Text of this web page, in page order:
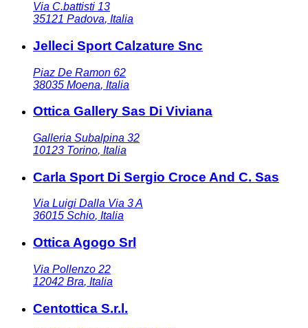
Via C.battisti 13
35121 Padova, Italia
Jelleci Sport Calzature Snc
Piaz De Ramon 62
38035 Moena, Italia
Ottica Gallery Sas Di Viviana
Galleria Subalpina 32
10123 Torino, Italia
Carla Sport Di Sergio Croce And C. Sas
Via Luigi Dalla Via 3 A
36015 Schio, Italia
Ottica Agogo Srl
Via Pollenzo 22
12042 Bra, Italia
Centottica S.r.l.